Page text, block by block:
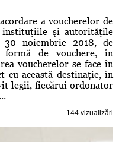
a voucherelor de
instituţiile şi autorităţile
noiembrie 2018, de
formă de vouchere, în
voucherelor se face în
cu această destinaţie, în
legii, fiecărui ordonator
144 vizualizări